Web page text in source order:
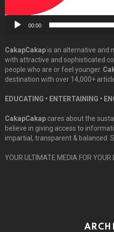
00:00
CakapCakapis an alternative and
with attractive and sophisticated
people who are or feel younger.
destination with over 14,000+
EDUCATING • ENTERTAINING •
CakapCakap cares about the
believe in giving access to
impartial, transparent & balanced.
YOUR ULTIMATE MEDIA FOR YOUR